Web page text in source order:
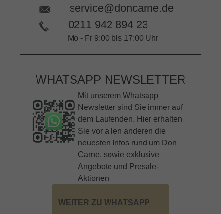
service@doncarne.de
0211 942 894 23
Mo - Fr 9:00 bis 17:00 Uhr
WHATSAPP NEWSLETTER
Mit unserem Whatsapp
Newsletter sind Sie immer auf
dem Laufenden. Hier erhalten
Sie vor allen anderen die
neuesten Infos rund um Don
Carne, sowie exklusive
Angebote und Presale-
Aktionen.
WEITER ZU WHATSAPP